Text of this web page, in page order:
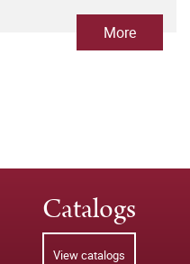
More
Catalogs
View catalogs